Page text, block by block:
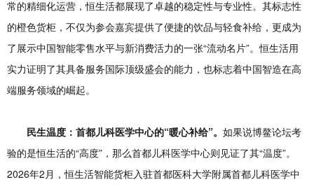
常的精细化运营，恒生活都展现了卓越的稳定性与专业性。其标志性
的橙色货柜，不仅为参会嘉宾提供了便捷的饮品与轻食补给，更成为
了展示中国智能零售水平与新消费活力的一张“流动名片”。恒生活用
实力证明了其具备服务国际顶级盛会的能力，也标志着中国智造在高
端服务领域的崛起。
民生温度：首都儿科医学中心的“暖心补给”。 如果说博鳌论坛考
验的是恒生活的“高度”，那么首都儿科医学中心则见证了其“温度”。
2026年2月，恒生活智能货柜入驻首都医科大学附属首都儿科医学中